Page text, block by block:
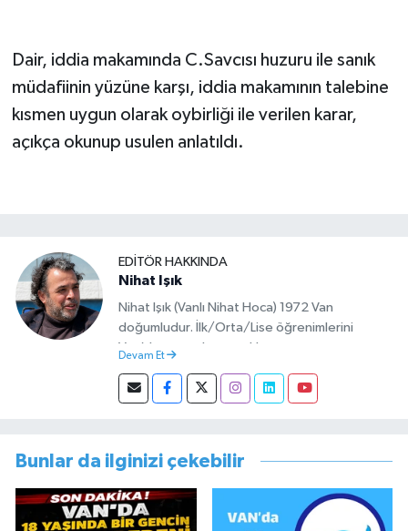
Dair, iddia makamında C.Savcısı huzuru ile sanık
müdafiinin yüzüne karşı, iddia makamının talebine
kısmen uygun olarak oybirliği ile verilen karar,
açıkça okunup usulen anlatıldı.
EDITÖR HAKKINDA
Nihat Işık
Nihat Işık (Vanlı Nihat Hoca) 1972 Van
doğumludur. İlk/Orta/Lise öğrenimlerini
Van’da tamamlamıştır. Hacettepe mezunu
başlamıştır. Asteğmen olarak yaptığı vatani
görevi dönüşü Van Sosyal Hizmetler İl
görevini yürütürken istifa edip sosyal medyayı
tercih etmiştir.
Devam Et
Bunlar da ilginizi çekebilir